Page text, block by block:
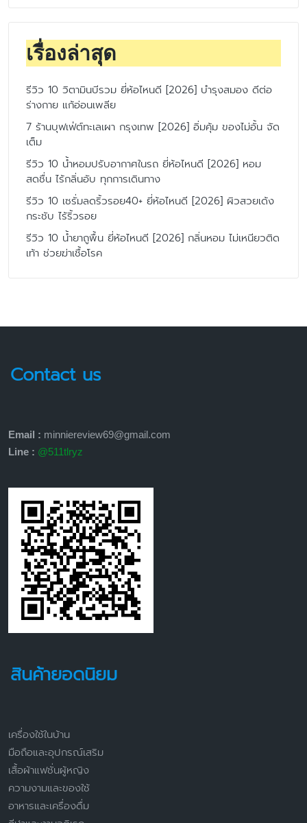
เรื่องล่าสุด
รีวิว 10 วิตามินบีรวม ยี่ห้อไหนดี [2026] บำรุงสมอง ดีต่อ
ร่างกาย แก้อ่อนเพลีย
7 ร้านบุฟเฟ่ต์ทะเลเผา กรุงเทพ [2026] อิ่มคุ้ม ของไม่อั้น จัด
เต็ม
รีวิว 10 น้ำหอมปรับอากาศในรถ ยี่ห้อไหนดี [2026] หอม
สดชื่น ไร้กลิ่นอับ ทุกการเดินทาง
รีวิว 10 เซรั่มลดริ้วรอย40+ ยี่ห้อไหนดี [2026] ผิวสวยเด้ง
กระชับ ไร้ริ้วรอย
รีวิว 10 น้ำยาถูพื้น ยี่ห้อไหนดี [2026] กลิ่นหอม ไม่เหนียวติด
เท้า ช่วยฆ่าเชื้อโรค
Contact us
Email : minniereview69@gmail.com
Line : @511tlryz
สินค้ายอดนิยม
เครื่องใช้ในบ้าน
มือถือและอุปกรณ์เสริม
เสื้อผ้าแฟชั่นผู้หญิง
ความงามและของใช้
อาหารและเครื่องดื่ม